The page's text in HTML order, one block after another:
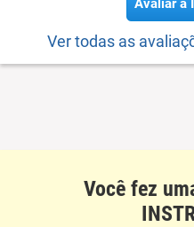
Avaliar a
Ver todas as
Você fez